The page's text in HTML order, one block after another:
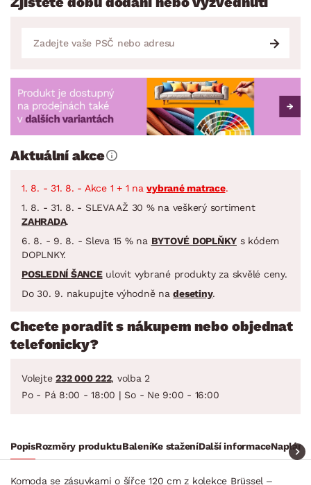
Aktuální akce
1. 8. - 31. 8. - Akce 1 + 1 navybrané matrace.
1. 8. - 31. 8. - SLEVA AŽ 30 % na veškerý sortiment
ZAHRADA.
6. 8. - 9. 8. - Sleva 15 % na BYTOVÉ DOPLŇKY s kódem
DOPLNKY.
POSLEDNÍ ŠANCEulovit vybrané produkty za skvělé ceny.
Do 30. 9. nakupujte výhodně nadesetiny.
Chcete poradit s nákupem nebo objednat
telefonicky?
Volejte 232 000 222, volba 2
Po - Pá 8:00 - 18:00 | So - Ne 9:00 - 16:00
PopisRozměry produktuBaleníKe staženíDalší informace
Komoda se zásuvkami o šířce 120 cm z kolekce Brüssel –